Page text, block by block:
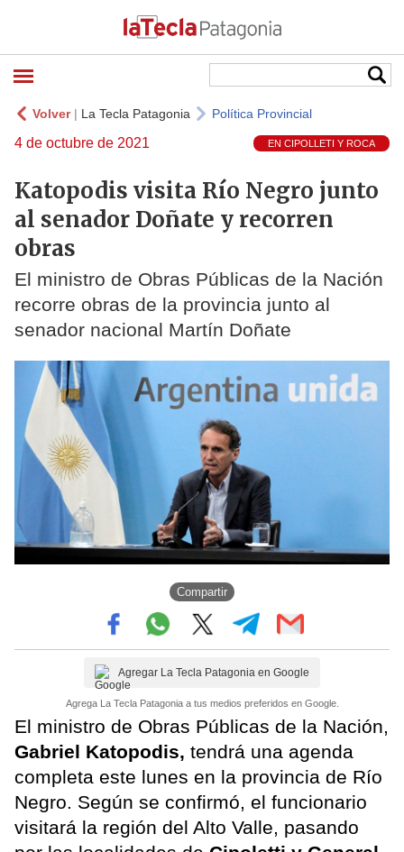
Volver| La Tecla Patagonia Política Provincial
4 de octubre de 2021 EN CIPOLLETI Y ROCA
Katopodis visita Río Negro junto
al senador Doñate y recorren
obras
El ministro de Obras Públicas de la Nación
recorre obras de la provincia junto al
senador nacional Martín Doñate
Compartir
Agregar La Tecla Patagonia en Google
Agrega La Tecla Patagonia a tus medios preferidos en Google.
El ministro de Obras Públicas de la Nación,
Gabriel Katopodis, tendrá una agenda
completa este lunes en la provincia de Río
Negro. Según se confirmó, el funcionario
visitará la región del Alto Valle, pasando